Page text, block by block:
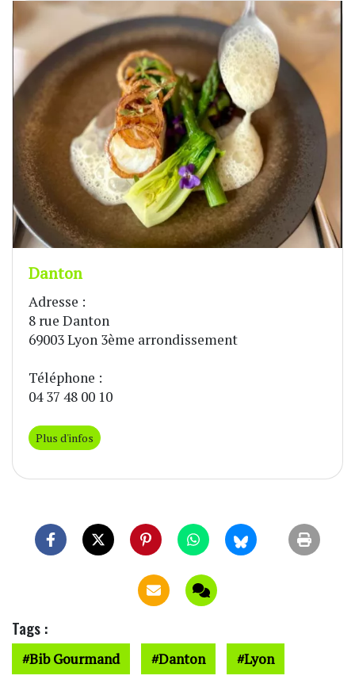
Danton
Adresse :
8 rue Danton
69003 Lyon 3ème arrondissement
Téléphone :
04 37 48 00 10
Plus d'infos
Tags :
Bib Gourmand Danton Lyon